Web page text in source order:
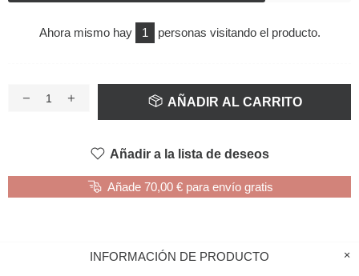
Ahora mismo hay 1 personas visitando el producto.
AÑADIR AL CARRITO
Añadir a la lista de deseos
Añade 70,00 € para envío gratis
INFORMACIÓN DE PRODUCTO